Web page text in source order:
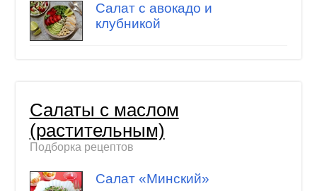
Салат с авокадо и
клубникой
Салаты с маслом
(растительным)
Подборка рецептов
Салат «Минский»